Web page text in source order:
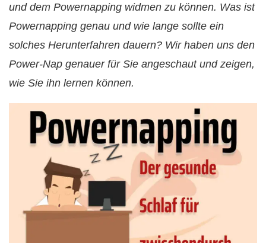
und dem Powernapping widmen zu können. Was ist
Powernapping genau und wie lange sollte ein
solches Herunterfahren dauern? Wir haben uns den
Power-Nap genauer für Sie angeschaut und zeigen,
wie Sie ihn lernen können.